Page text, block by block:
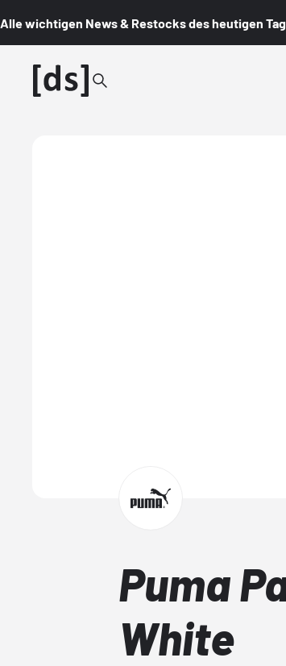
Alle wichtigen News & Restocks des heutigen
Puma
White